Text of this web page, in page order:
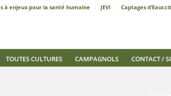
à enjeux pour la santé humaine JEVI Captages
TOUTES CULTURES CAMPAGNOLS CONTACT /